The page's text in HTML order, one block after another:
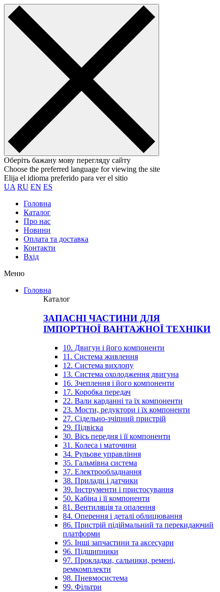
Оберіть бажану мову перегляду сайту
Choose the preferred language for viewing the site
Elija el idioma preferido para ver el sitio
UA RU EN ES
Головна
Каталог
Про нас
Новини
Оплата та доставка
Контакти
Вхiд
Меню
Головна
Каталог
ЗАПАСНІ ЧАСТИНИ ДЛЯ
ІМПОРТНОЇ ВАНТАЖНОЇ ТЕХНІКИ
10. Двигун і його компоненти
11. Система живлення
12. Система вихлопу
13. Система охолодження двигуна
16. Зчеплення і його компоненти
17. Коробка передач
22. Вали карданні та їх компоненти
23. Мости, редуктори і їх компоненти
27. Сідельно-зчіпний пристрій
29. Підвіска
30. Вісь передня і її компоненти
31. Колеса і маточини
34. Рульове управління
35. Гальмівна система
37. Електрообладнання
38. Прилади і датчики
39. Інструменти і пристосування
50. Кабіна і її компоненти
81. Вентиляція та опалення
84. Оперення і деталі облицювання
86. Пристрій підіймальний та перекидаючий
платформи
95. Інші запчастини та аксесуари
96. Підшипники
97. Прокладки, сальники, ремені,
ремкомплекти
98. Пневмосистема
99. Фільтри